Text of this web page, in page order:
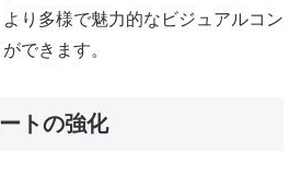
り多様で魅力的なビジュアルコン
できます。
トの強化